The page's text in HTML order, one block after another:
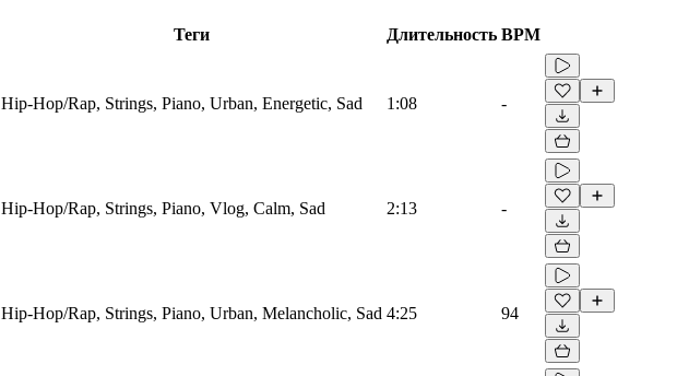
Теги Длительность BPM
Hip-Hop/Rap, Strings, Piano, Urban, Energetic, Sad 1:08 -
Hip-Hop/Rap, Strings, Piano, Vlog, Calm, Sad 2:13 -
Hip-Hop/Rap, Strings, Piano, Urban, Melancholic, Sad 4:25 94